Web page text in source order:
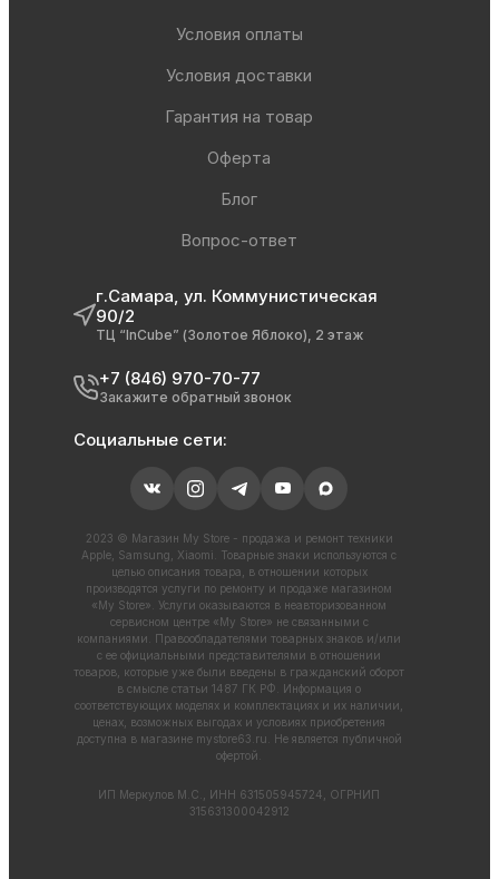
Условия оплаты
Условия доставки
Гарантия на товар
Оферта
Блог
Вопрос-ответ
г.Самара, ул. Коммунистическая
90/2
ТЦ “InCube” (Золотое Яблоко), 2 этаж
+7 (846) 970-70-77
Закажите обратный звонок
Социальные сети:
2023 © Магазин My Store - продажа и ремонт техники
Apple, Samsung, Xiaomi. Товарные знаки используются с
целью описания товара, в отношении которых
производятся услуги по ремонту и продаже магазином
«My Store». Услуги оказываются в неавторизованном
сервисном центре «My Store» не связанными с
компаниями. Правообладателями товарных знаков и/или
с ее официальными представителями в отношении
товаров, которые уже были введены в гражданский оборот
в смысле статьи 1487 ГК РФ. Информация о
соответствующих моделях и комплектациях и их наличии,
ценах, возможных выгодах и условиях приобретения
доступна в магазине mystore63.ru . Не является публичной
офертой.
ИП Меркулов М.С., ИНН 631505945724, ОГРНИП
315631300042912